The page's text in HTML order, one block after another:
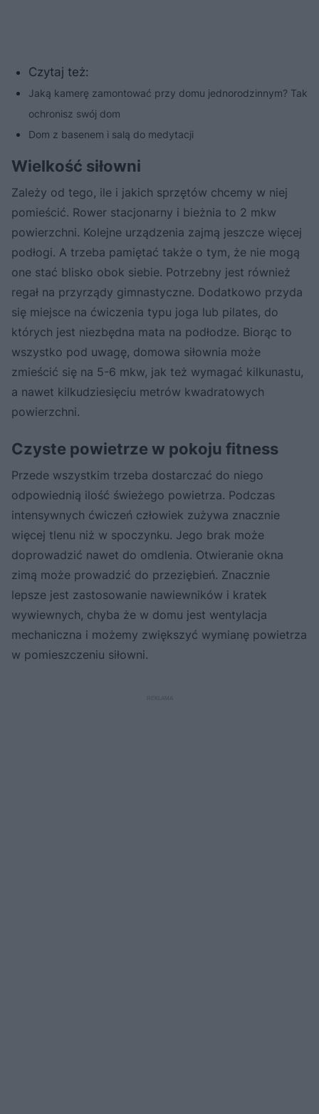
Czytaj też:
Jaką kamerę zamontować przy domu jednorodzinnym? Tak
ochronisz swój dom
Dom z basenem i salą do medytacji
Wielkość siłowni
Zależy od tego, ile i jakich sprzętów chcemy w niej
pomieścić. Rower stacjonarny i bieżnia to 2 mkw
powierzchni. Kolejne urządzenia zajmą jeszcze więcej
podłogi. A trzeba pamiętać także o tym, że nie mogą
one stać blisko obok siebie. Potrzebny jest również
regał na przyrządy gimnastyczne. Dodatkowo przyda
się miejsce na ćwiczenia typu joga lub pilates, do
których jest niezbędna mata na podłodze. Biorąc to
wszystko pod uwagę, domowa siłownia może
zmieścić się na 5-6 mkw, jak też wymagać kilkunastu,
a nawet kilkudziesięciu metrów kwadratowych
powierzchni.
Czyste powietrze w pokoju fitness
Przede wszystkim trzeba dostarczać do niego
odpowiednią ilość świeżego powietrza. Podczas
intensywnych ćwiczeń człowiek zużywa znacznie
więcej tlenu niż w spoczynku. Jego brak może
doprowadzić nawet do omdlenia. Otwieranie okna
zimą może prowadzić do przeziębień. Znacznie
lepsze jest zastosowanie nawiewników i kratek
wywiewnych, chyba że w domu jest wentylacja
mechaniczna i możemy zwiększyć wymianę powietrza
w pomieszczeniu siłowni.